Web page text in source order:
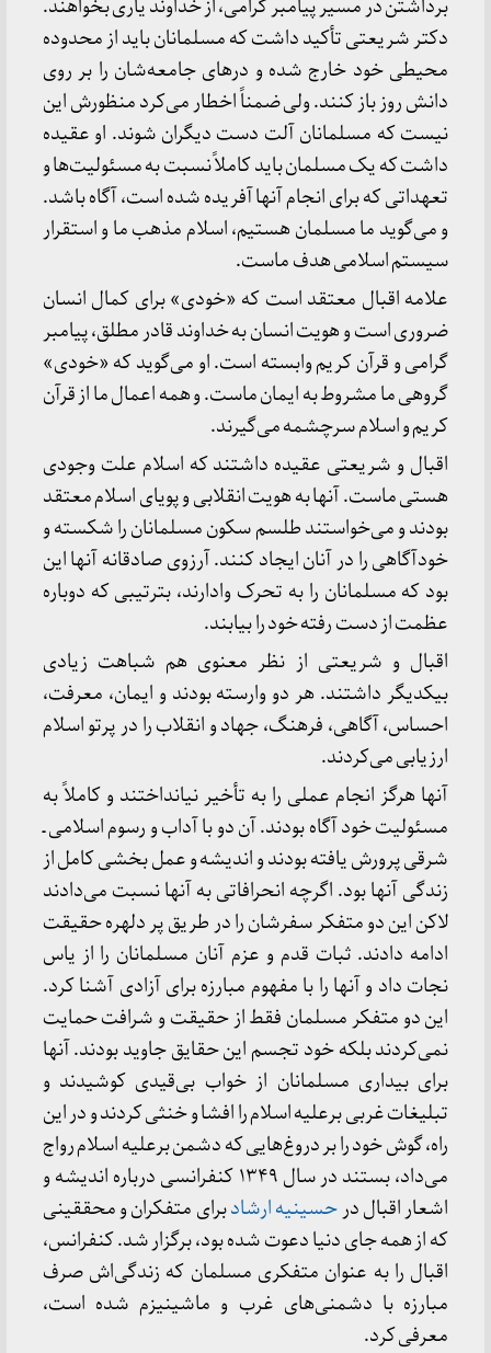
برداشتن در مسیر پیامبر گرامی، از خداوند یاری بخواهند.
دکتر شریعتی تأکید داشت که مسلمانان باید از محدوده
محیطی خود خارج شده و درهای جامعه‌شان را بر روی
دانش روز باز کنند. ولی ضمناً اخطار می‌کرد منظورش این
نیست که مسلمانان آلت دست دیگران شوند. او عقیده
داشت که یک مسلمان باید کاملاً نسبت به مسئولیت‌ها و
تعهداتی که برای انجام آنها آفریده شده است، آگاه باشد.
و می‌گوید ما مسلمان هستیم، اسلام مذهب ما و استقرار
سیستم اسلامی هدف ماست.
علامه اقبال معتقد است که «خودی» برای کمال انسان
ضروری است و هویت انسان به خداوند قادر مطلق، پیامبر
گرامی و قرآن کریم وابسته است. او می‌گوید که «خودی»
گروهی ما مشروط به ایمان ماست. و همه اعمال ما از قرآن
کریم و اسلام سرچشمه می‌گیرند.
اقبال و شریعتی عقیده داشتند که اسلام علت وجودی
هستی ماست. آنها به هویت انقلابی و پویای اسلام معتقد
بودند و می‌خواستند طلسم سکون مسلمانان را شکسته و
خودآگاهی را در آنان ایجاد کنند. آرزوی صادقانه آنها این
بود که مسلمانان را به تحرک وادارند، بترتیبی که دوباره
عظمت از دست رفته خود را بیابند.
اقبال و شریعتی از نظر معنوی هم شباهت زیادی
بیکدیگر داشتند. هر دو وارسته بودند و ایمان، معرفت،
احساس، آگاهی، فرهنگ، جهاد و انقلاب را در پرتو اسلام
ارزیابی می‌کردند.
آنها هرگز انجام عملی را به تأخیر نیانداختند و کاملاً به
مسئولیت خود آگاه بودند. آن دو با آداب و رسوم اسلامی ـ
شرقی پرورش یافته بودند و اندیشه و عمل بخشی کامل از
زندگی آنها بود. اگرچه انحرافاتی به آنها نسبت می‌دادند
لاکن این دو متفکر سفرشان را در طریق پر دلهره حقیقت
ادامه دادند. ثبات قدم و عزم آنان مسلمانان را از یاس
نجات داد و آنها را با مفهوم مبارزه برای آزادی آشنا کرد.
این دو متفکر مسلمان فقط از حقیقت و شرافت حمایت
نمی‌کردند بلکه خود تجسم این حقایق جاوید بودند. آنها
برای بیداری مسلمانان از خواب بی‌قیدی کوشیدند و
تبلیغات غربی برعلیه اسلام را افشا و خنثی کردند و در این
راه، گوش خود را بر دروغ‌هایی که دشمن برعلیه اسلام رواج
می‌داد، بستند در سال ۱۳۴۹ کنفرانسی درباره اندیشه و
اشعار اقبال درحسینیه ارشادبرای متفکران و محققینی
که از همه جای دنیا دعوت شده بود، برگزار شد. کنفرانس،
اقبال را به عنوان متفکری مسلمان که زندگی‌اش صرف
مبارزه با دشمنی‌های غرب و ماشینیزم شده است،
معرفی کرد.